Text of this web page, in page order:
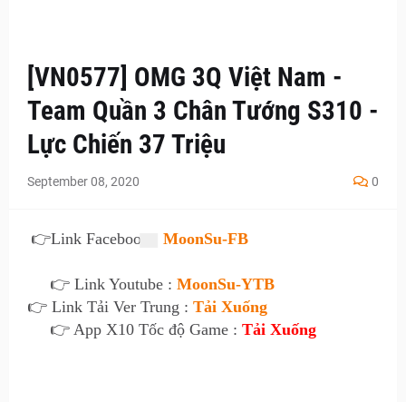
[VN0577] OMG 3Q Việt Nam -
Team Quần 3 Chân Tướng S310 -
Lực Chiến 37 Triệu
September 08, 2020 0
👉Link Facebook : MoonSu-FB
👉 Link Youtube : MoonSu-YTB
👉 Link Tải Ver Trung : Tải Xuống
👉 App X10 Tốc độ Game : Tải Xuống